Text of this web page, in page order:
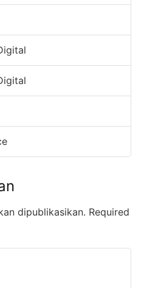
dipublikasikan. Required